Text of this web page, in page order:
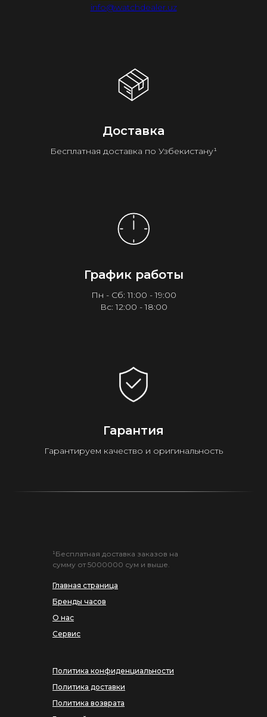
info@watchdealer.uz
Доставка
Бесплатная доставка по Узбекистану¹
График работы
Пн - Сб: 11:00 - 19:00
Вс: 12:00 - 18:00
Гарантия
Гарантируем качество и оригинальность
Главная страница
Бренды часов
О нас
Сервис
¹Бесплатная доставка заказов на
сумму от 5000000 сум и выше.
Политика конфиденциальности
Политика доставки
Политика возврата